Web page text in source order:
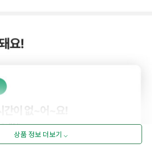
상품 정보 더보기 ⌵